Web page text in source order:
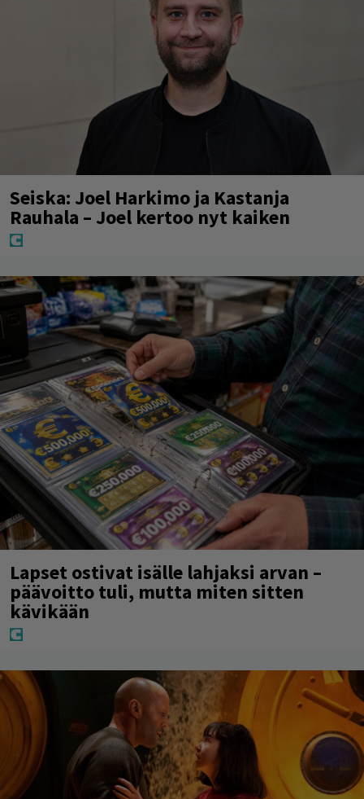
Seiska: Joel Harkimo ja Kastanja
Rauhala – Joel kertoo nyt kaiken
Lapset ostivat isälle lahjaksi arvan –
päävoitto tuli, mutta miten sitten
kävikään